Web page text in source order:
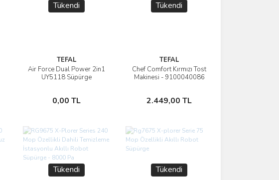
Tükendi
TEFAL
Air Force Dual Power 2in1
UY5118 Süpürge
0,00 TL
İncele
Stokta Yok
Tükendi
TEFAL
Chef Comfort Kırmızı Tost
Makinesi - 9100040086
2.449,00 TL
İncele
Stokta Yok
Tükendi Tükendi